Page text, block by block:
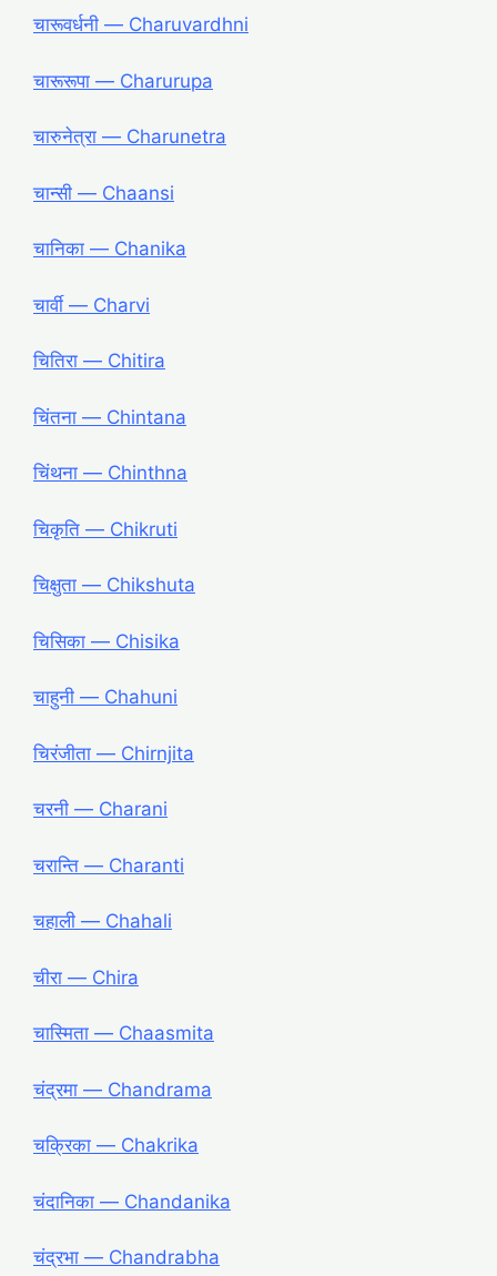
चारूवर्धनी ― Charuvardhni
चारूरूपा ― Charurupa
चारुनेत्रा ― Charunetra
चान्सी ― Chaansi
चानिका ― Chanika
चार्वी ― Charvi
चितिरा ― Chitira
चिंतना ― Chintana
चिंथना ― Chinthna
चिकृति ― Chikruti
चिक्षुता ― Chikshuta
चिसिका ― Chisika
चाहुनी ― Chahuni
चिरंजीता ― Chirnjita
चरनी ― Charani
चरान्ति ― Charanti
चहाली ― Chahali
चीरा ― Chira
चास्मिता ― Chaasmita
चंद्रमा ― Chandrama
चक्रिका ― Chakrika
चंदानिका ― Chandanika
चंद्रभा ― Chandrabha